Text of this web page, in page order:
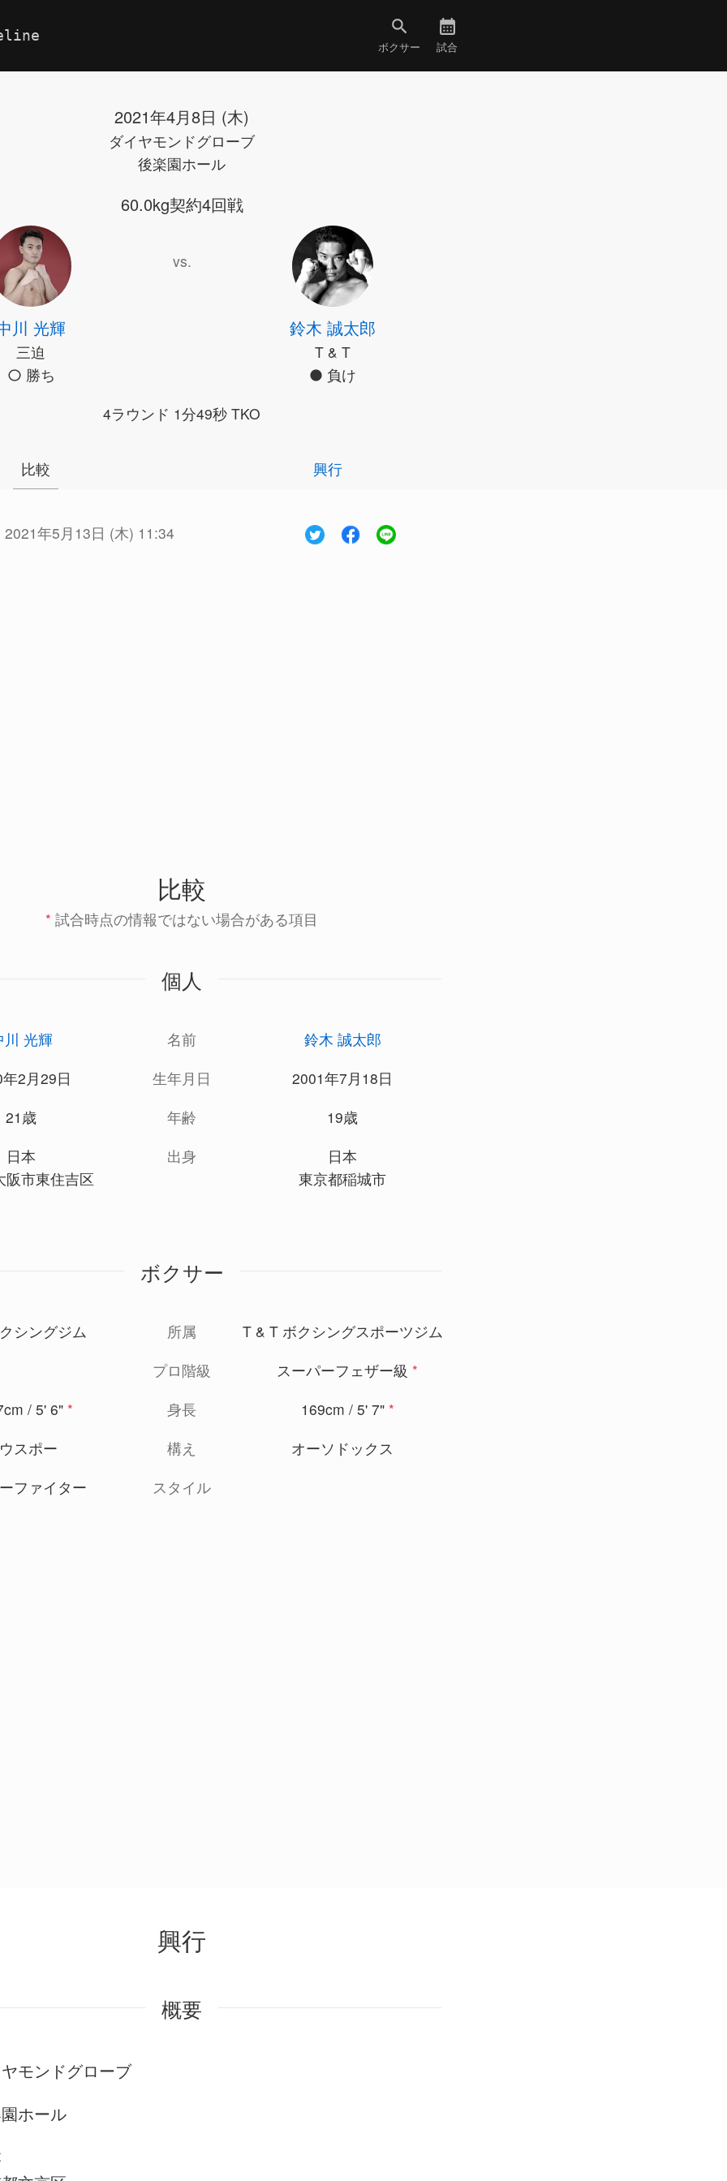
ボクサー 試合
2021年4月8日 (木)
ダイヤモンドグローブ
後楽園ホール
60.0kg契約4回戦
川 光輝
三迫
勝ち
vs.
鈴木 誠太郎
T & T
負け
4ラウンド 1分49秒 TKO
比較 興行
2021年5月13日 (木) 11:34
比較
* 試合時点の情報ではない場合がある項目
個人
川 光輝 名前
鈴木 誠太郎
2月29日
生年月日
2001年7月18日
21歳
年齢
19歳
日本
阪市東住吉区
出身
日本
東京都稲城市
ボクサー
シングジム 所属
T & T ボクシングスポーツジム
プロ階級
スーパーフェザー級 *
/ 5' 6" * 身長 169cm / 5' 7" *
スポー
構え
オーソドックス
ファイター
スタイル
興行
概要
モンドグローブ
ホール